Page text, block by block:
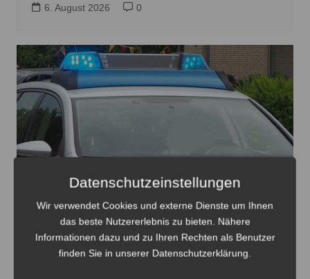
6. August 2026 0
Datenschutzeinstellungen
Wir verwendet Cookies und externe Dienste um Ihnen
das beste Nutzererlebnis zu bieten. Nähere
Informationen dazu und zu Ihren Rechten als Benutzer
finden Sie in unserer Datenschutzerklärung.